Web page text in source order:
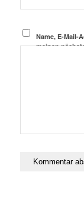
Name, E-Mail-
meinen